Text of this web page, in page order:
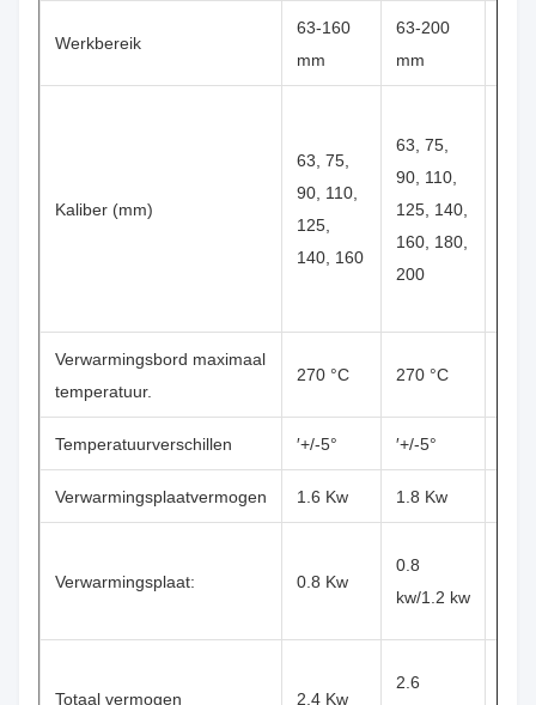
Werkbereik
63-160
mm
63-200
mm
Kaliber (mm)
63, 75,
90, 110,
125,
140, 160
63, 75,
90, 110,
125, 140,
160, 180,
200
Verwarmingsbord maximaal
temperatuur.
270 °C 270 °C
Temperatuurverschillen ′+/-5° ′+/-5°
Verwarmingsplaatvermogen 1.6 Kw 1.8 Kw
Verwarmingsplaat: 0.8 Kw
0.8
kw/1.2 kw
Totaal vermogen 2.4 Kw
2.6